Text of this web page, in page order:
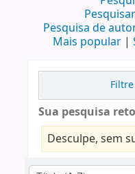
Pesquisa de
Mais popular
Sua pesquisa
Desculpe, sem